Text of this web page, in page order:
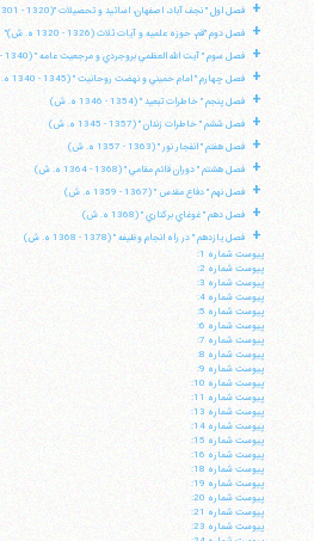
+ فصل اول " نجف آباد، اصفهان، اساتيد و تحصيلات "(1320 - 1301 ه. ش)
+ فصل دوم "قم، حوزه علميه و آيات ثلاث (1326 - 1320 ه. ش)"
+ فصل سوم " آيت الله العظمي بروجردي و مرجعيت عامه " (1340 - 1326 ه.ش)
+ فصل چهارم " امام خميني و نهضت روحانيت " (1345 - 1340 ه. ش)
+ فصل پنجم " خاطرات تبعيد " (1354 - 1346 ه. ش)
+ فصل ششم " خاطرات زندان " (1357 - 1345 ه. ش)
+ فصل هفتم " انفجار نور " (1363 - 1357 ه. ش)
+ فصل هشتم " دوران قائم مقامي " (1368 - 1364 ه. ش)
+ فصل نهم " دفاع مقدس " (1367 - 1359 ه. ش)
+ فصل دهم " غوغاي بركناري " (1368 ه. ش)
+
فصل يازدهم " در راه انجام وظيفه " (1378 - 1368 ه. ش)
پيوست شماره 1:
پيوست شماره 2:
پيوست شماره 3:
پيوست شماره 4:
پيوست شماره 5:
پيوست شماره 6:
پيوست شماره 7:
پيوست شماره 8:
پيوست شماره 9:
پيوست شماره 10:
پيوست شماره 11:
پيوست شماره 13:
پيوست شماره 14:
پيوست شماره 15:
پيوست شماره 16:
پيوست شماره 18:
پيوست شماره 19:
پيوست شماره 20:
پيوست شماره 21:
پيوست شماره 23: